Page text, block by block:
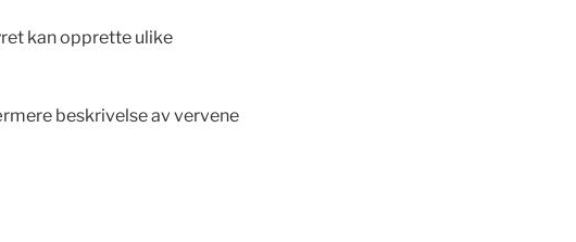
kan opprette ulike
beskrivelse av vervene